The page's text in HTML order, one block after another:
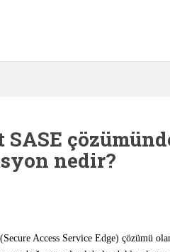
SASE
nedir?
Access Service Edge) çözümü